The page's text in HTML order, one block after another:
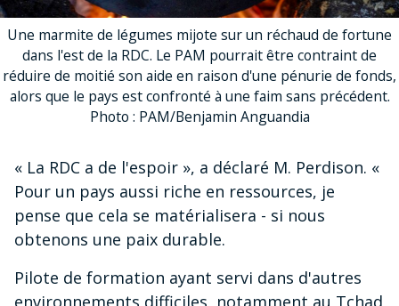
Une marmite de légumes mijote sur un réchaud de fortune
dans l'est de la RDC. Le PAM pourrait être contraint de
réduire de moitié son aide en raison d'une pénurie de fonds,
alors que le pays est confronté à une faim sans précédent.
Photo : PAM/Benjamin Anguandia
« La RDC a de l'espoir », a déclaré M. Perdison. «
Pour un pays aussi riche en ressources, je
pense que cela se matérialisera - si nous
obtenons une paix durable.
Pilote de formation ayant servi dans d'autres
environnements difficiles, notamment au Tchad